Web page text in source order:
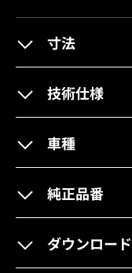
寸法
技術仕様
車種
純正品番
ダウンロード